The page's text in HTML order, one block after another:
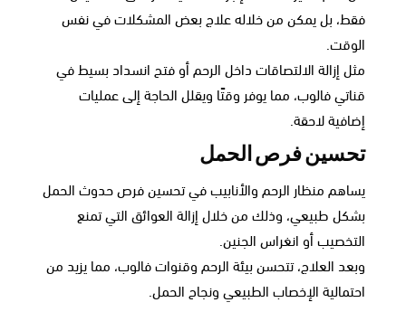
فقط، بل يمكن من خلاله علاج بعض المشكلات في نفس
الوقت.
مثل إزالة الالتصاقات داخل الرحم أو فتح انسداد بسيط في
قناتي فالوب، مما يوفر وقتًا ويقلل الحاجة إلى عمليات
إضافية لاحقة.
تحسين فرص الحمل
يساهم منظار الرحم والأنابيب في تحسين فرص حدوث الحمل
بشكل طبيعي، وذلك من خلال إزالة العوائق التي تمنع
التخصيب أو انغراس الجنين.
وبعد العلاج، تتحسن بيئة الرحم وقنوات فالوب، مما يزيد من
احتمالية الإخصاب الطبيعي ونجاح الحمل.